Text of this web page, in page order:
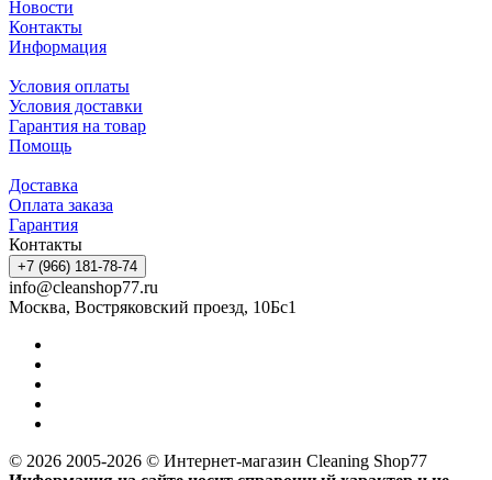
Новости
Контакты
Информация
Условия оплаты
Условия доставки
Гарантия на товар
Помощь
Доставка
Оплата заказа
Гарантия
Контакты
+7 (966) 181-78-74
info@cleanshop77.ru
Москва, Востряковский проезд, 10Бс1
© 2026 2005-2026 © Интернет-магазин Cleaning Shop77